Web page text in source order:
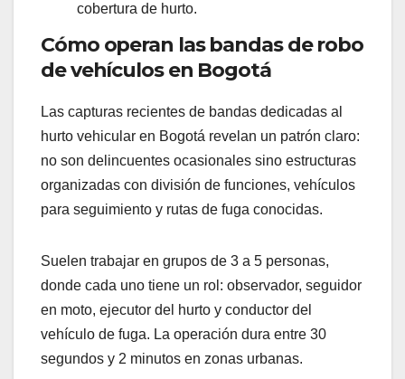
cobertura de hurto.
Cómo operan las bandas de robo
de vehículos en Bogotá
Las capturas recientes de bandas dedicadas al
hurto vehicular en Bogotá revelan un patrón claro:
no son delincuentes ocasionales sino estructuras
organizadas con división de funciones, vehículos
para seguimiento y rutas de fuga conocidas.
Suelen trabajar en grupos de 3 a 5 personas,
donde cada uno tiene un rol: observador, seguidor
en moto, ejecutor del hurto y conductor del
vehículo de fuga. La operación dura entre 30
segundos y 2 minutos en zonas urbanas.